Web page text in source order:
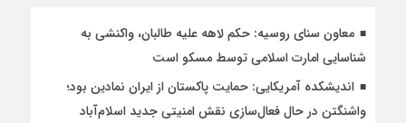
معاون سنای روسیه: حکم لاهه علیه طالبان، واکنشی به
شناسایی امارت اسلامی توسط مسکو است
اندیشکده آمریکایی: حمایت پاکستان از ایران نمادین بود؛
واشنگتن در حال فعال‌سازی نقش امنیتی جدید اسلام‌آباد